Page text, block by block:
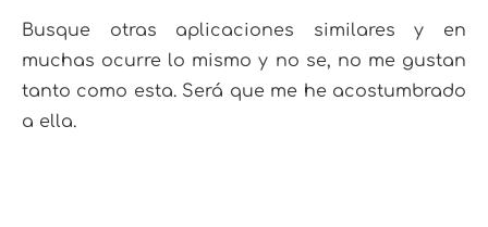
Busque otras aplicaciones similares y en
muchas ocurre lo mismo y no se, no me gustan
tanto como esta. Será que me he acostumbrado
a ella.